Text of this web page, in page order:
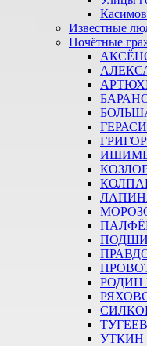
Известные
Почётные
РОДИН
УТКИН